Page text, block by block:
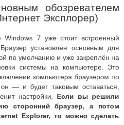
обозревателем
Эксплорер)
Windows 7 уже стоит встроенный
установлен основным для
по умолчанию и уже закреплён на
системы на компьютере. Это
компьютера браузером по
— и будет таковым оставаться,
настройки. Если вы решили
сторонний браузер, а потом
Explorer, то можно сделать